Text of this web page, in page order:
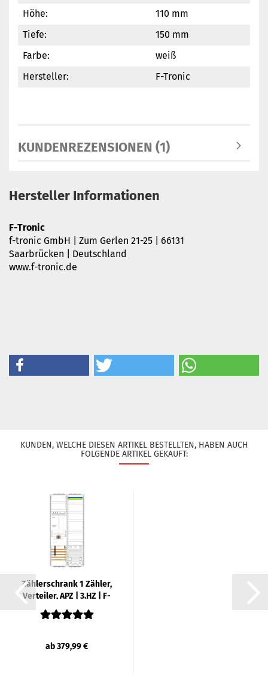
Höhe:
110 mm
Tiefe:
150 mm
Farbe:
weiß
Hersteller:
F-Tronic
KUNDENREZENSIONEN (1)
Hersteller Informationen
F-Tronic
f-tronic GmbH | Zum Gerlen 21-25 | 66131
Saarbrücken | Deutschland
www.f-tronic.de
KUNDEN, WELCHE DIESEN ARTIKEL BESTELLTEN, HABEN AUCH
FOLGENDE ARTIKEL GEKAUFT:
Zäh­ler­schrank 1 Zäh­ler,
Ver­tei­ler, APZ | 3.HZ | F-​
TRO­NIC
ab 379,99 €